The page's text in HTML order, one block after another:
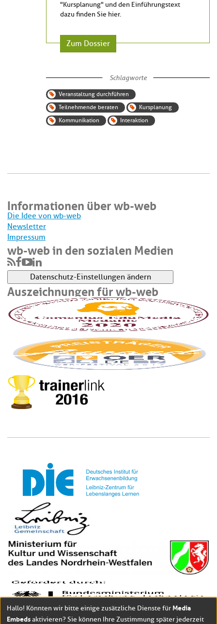
"Kursplanung" und den Einführungstext
dazu finden Sie hier.
Zum Dossier
Schlagworte
Veranstaltung durchführen
Teilnehmende beraten
Kursplanung
Kommunikation
Interaktion
Informationen über wb-web
Die Idee von wb-web
Newsletter
Impressum
wb-web in den sozialen Medien
Datenschutz-Einstellungen ändern
Auszeichnungen für wb-web
Hallo! Könnten wir bitte einige zusätzliche Dienste für Media
Embedsaktivieren? Sie können Ihre Zustimmung später jederzeit